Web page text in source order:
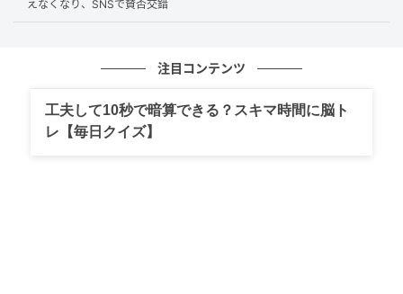
代替交通手段への移動や体調不良への対応も難しくな
停車させる手配を行っていると説明しています。
2025年6月から始まった「新しい降雨運転規
えなくなり、SNSで賛否交錯
注目コンテンツ
工夫して10秒で暗算できる？スキマ時間に脳ト
レ【毎日クイズ】